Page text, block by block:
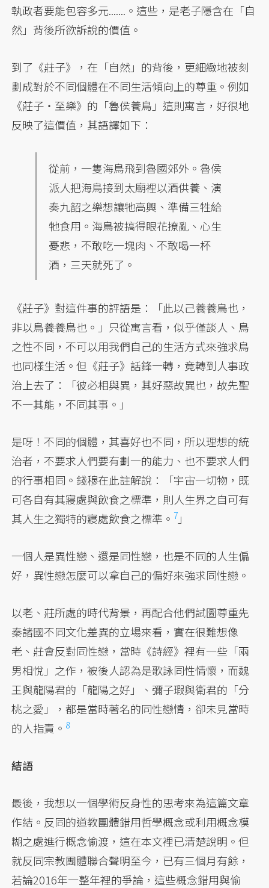
執政者要能包容多元.......。這些，是老子隱含在「自
然」背後所欲訴說的價值。
到了《莊子》，在「自然」的背後，更細緻地被刻
劃成對於不同個體在不同生活傾向上的尊重。例如
《莊子‧至樂》的「魯侯養鳥」這則寓言，好很地
反映了這價值，其語譯如下：
從前，一隻海鳥飛到魯國郊外。魯侯
派人把海鳥接到太廟裡以酒供養、演
奏九韶之樂想讓牠高興、準備三牲給
牠食用。海鳥被搞得眼花撩亂、心生
憂悲，不敢吃一塊肉、不敢喝一杯
酒，三天就死了。
《莊子》對這件事的評語是：「此以己養養鳥也，
非以鳥養養鳥也。」只從寓言看，似乎僅談人、鳥
之性不同，不可以用我們自己的生活方式來強求鳥
也同樣生活。但《莊子》話鋒一轉，竟轉到人事政
治上去了：「彼必相與異，其好惡故異也，故先聖
不一其能，不同其事。」
是呀！不同的個體，其喜好也不同，所以理想的統
治者，不要求人們要有劃一的能力、也不要求人們
的行事相同。錢穆在此註解說：「宇宙一切物，既
可各自有其寢處與飲食之標準，則人生界之自可有
其人生之獨特的寢處飲食之標準。 7 」
一個人是異性戀、還是同性戀，也是不同的人生偏
好，異性戀怎麼可以拿自己的偏好來強求同性戀。
以老、莊所處的時代背景，再配合他們試圖尊重先
秦諸國不同文化差異的立場來看，實在很難想像
老、莊會反對同性戀，當時《詩經》裡有一些「兩
男相悅」之作，被後人認為是歌詠同性情懷，而魏
王與龍陽君的「龍陽之好」、彌子瑕與衛君的「分
桃之愛」，都是當時著名的同性戀情，卻未見當時
的人指責。 8
結語
最後，我想以一個學術反身性的思考來為這篇文章
作結。反同的道教團體錯用哲學概念或利用概念模
糊之處進行概念偷渡，這在本文裡已清楚說明。但
就反同宗教團體聯合聲明至今，已有三個月有餘，
若論2016年一整年裡的爭論，這些概念錯用與偷